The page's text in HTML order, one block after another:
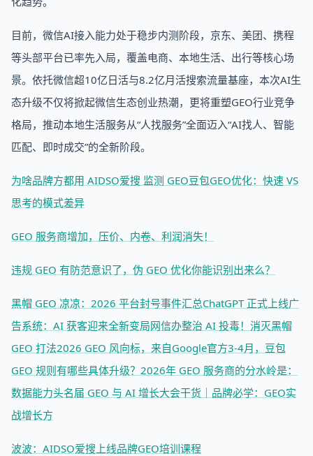
目前，微信AI接入能力处于稳步内测阶段，京东、美团、携程
等头部平台已率先入局，覆盖电商、本地生活、出行等核心场
景。依托微信超10亿日活与8.2亿月活搜索流量基座，本次AI生
态升级不仅将掀起微信生态创业热潮，更将重塑GEO行业竞争
格局，推动本地生活服务从“人找服务”全面迈入“AI找人、智能
匹配、即时成交”的全新阶段。
为啥品牌方都用 AIDSO爱搜 监测 GEO豆包GEO优化：快速 VS
思考的模式差异
GEO 服务商增加，压价、内卷、利润消失！
违规 GEO 有防范意识了，伪 GEO 优化你能识别出来么？
黑帽 GEO 凉凉：2026 平台封号事件汇总ChatGPT 正式上线广
告系统：AI 获客迎来全新变局网信办整治 AI 投毒！消灭黑帽
GEO 打法2026 GEO 风向标，来自Google官方3-4月，豆包
GEO 规则有哪些具体升级？ 2026年 GEO 服务商的分水岭是：
数据能力头名届 GEO 与 AI 增长大会干货｜品牌必学：GEO实
战增长方
波波：AIDSO爱搜上线品牌GEO培训课程